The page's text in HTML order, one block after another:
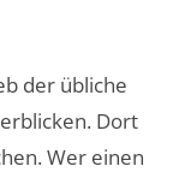
der übliche
Dort
Wer einen